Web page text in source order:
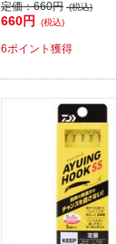
定価：660円 (税込)
660円 (税込)
6ポイント獲得